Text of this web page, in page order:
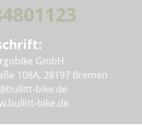
GmbH
108A, 28197 Bremen
bike.de
bike.de